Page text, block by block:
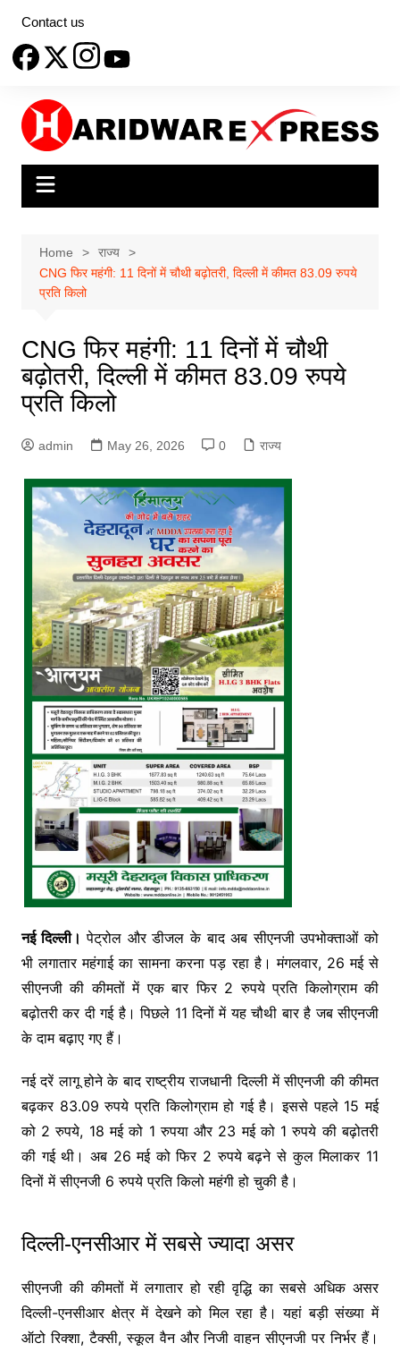
content
Contact us
Home
राज्य
CNG फिर महंगी: 11 दिनों में चौथी बढ़ोतरी, दिल्ली में कीमत 83.09 रुपये
प्रति किलो
CNG फिर महंगी: 11 दिनों में चौथी
बढ़ोतरी, दिल्ली में कीमत 83.09 रुपये
प्रति किलो
admin May 26, 2026 0 राज्य
नई दिल्ली। पेट्रोल और डीजल के बाद अब सीएनजी उपभोक्ताओं को
भी लगातार महंगाई का सामना करना पड़ रहा है। मंगलवार, 26 मई से
सीएनजी की कीमतों में एक बार फिर 2 रुपये प्रति किलोग्राम की
बढ़ोतरी कर दी गई है। पिछले 11 दिनों में यह चौथी बार है जब सीएनजी
के दाम बढ़ाए गए हैं।
नई दरें लागू होने के बाद राष्ट्रीय राजधानी दिल्ली में सीएनजी की कीमत
बढ़कर 83.09 रुपये प्रति किलोग्राम हो गई है। इससे पहले 15 मई
को 2 रुपये, 18 मई को 1 रुपया और 23 मई को 1 रुपये की बढ़ोतरी
की गई थी। अब 26 मई को फिर 2 रुपये बढ़ने से कुल मिलाकर 11
दिनों में सीएनजी 6 रुपये प्रति किलो महंगी हो चुकी है।
दिल्ली-एनसीआर में सबसे ज्यादा असर
सीएनजी की कीमतों में लगातार हो रही वृद्धि का सबसे अधिक असर
दिल्ली-एनसीआर क्षेत्र में देखने को मिल रहा है। यहां बड़ी संख्या में
ऑटो रिक्शा, टैक्सी, स्कूल वैन और निजी वाहन सीएनजी पर निर्भर हैं।